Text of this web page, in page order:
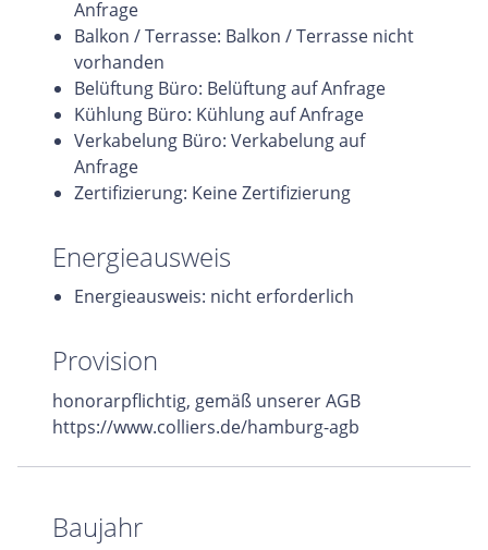
Anfrage
Balkon / Terrasse: Balkon / Terrasse nicht
vorhanden
Belüftung Büro: Belüftung auf Anfrage
Kühlung Büro: Kühlung auf Anfrage
Verkabelung Büro: Verkabelung auf
Anfrage
Zertifizierung: Keine Zertifizierung
Energieausweis
Energieausweis: nicht erforderlich
Provision
honorarpflichtig, gemäß unserer AGB
https://www.colliers.de/hamburg-agb
Baujahr